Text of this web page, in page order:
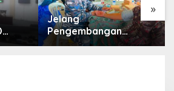
»
Jelang
Pengembangan
Lapangan Hidayah,